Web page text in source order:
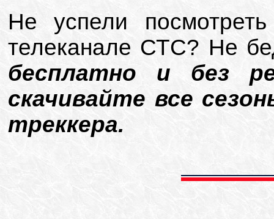
Не успели
телеканале СТС? Не
бесплатно и без
скачивайте все
треккера.